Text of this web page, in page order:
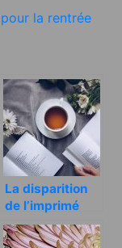
la rentrée
La disparition
de l’imprimé
est-elle
possible?